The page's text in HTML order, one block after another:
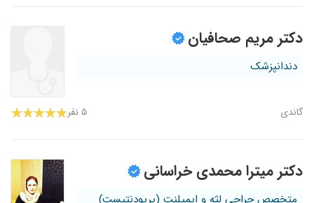
دکتر مریم صحافیان
دندانپزشک
گاندی ۵ نفر
دکتر میترا محمدی خراسانی
متخصص جراحی لثه و ایمپلنت (پریودنتیست)